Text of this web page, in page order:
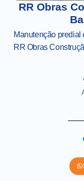
RR Obras
Manutenção predial
RR Obras